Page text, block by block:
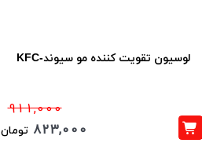
لوسیون تقویت کننده مو سیوند-KFC
911,000
823,000 تومان